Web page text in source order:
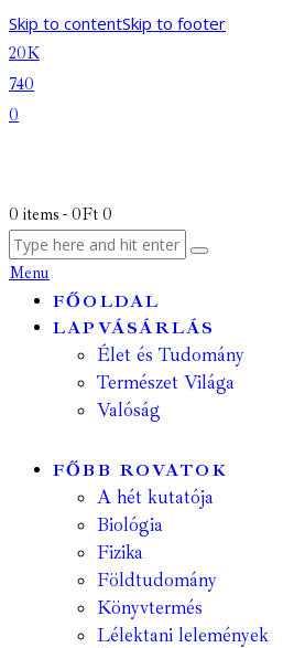
Skip to contentSkip to footer
20K
740
0
0 items - 0Ft 0
Menu
FŐOLDAL
LAPVÁSÁRLÁS
Élet és Tudomány
Természet Világa
Valóság
FŐBB ROVATOK
A hét kutatója
Biológia
Fizika
Földtudomány
Könyvtermés
Lélektani lelemények